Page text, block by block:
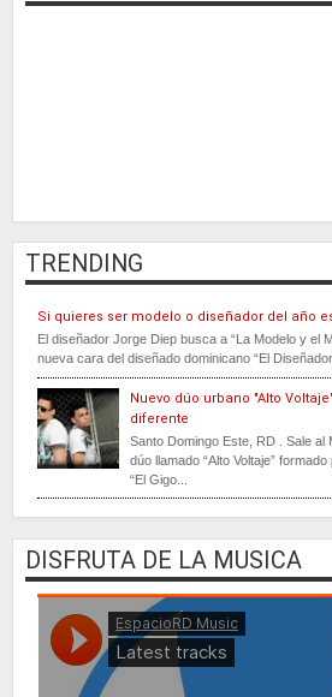
TRENDING
Si quieres ser modelo o diseñador del año
El diseñador Jorge Diep busca a “La Modelo y el
nueva cara del diseñado dominicano “El Diseñador
Nuevo dúo urbano "Alto
diferente
Santo Domingo Este, RD . Sale
dúo llamado “Alto Voltaje”
“El Gigo...
DISFRUTA DE LA MUSICA